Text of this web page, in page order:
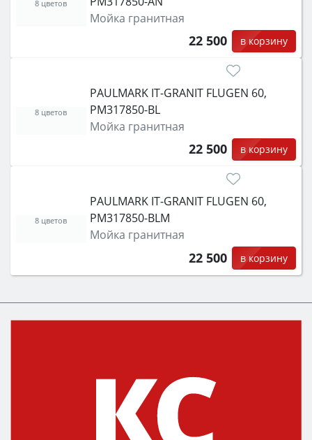
Мойка гранитная
22 500 в корзину
8 цветов
PAULMARK IT-GRANIT FLUGEN 60,
PM317850-BL
Мойка гранитная
22 500 в корзину
8 цветов
PAULMARK IT-GRANIT FLUGEN 60,
PM317850-BLM
Мойка гранитная
22 500 в корзину
8 цветов